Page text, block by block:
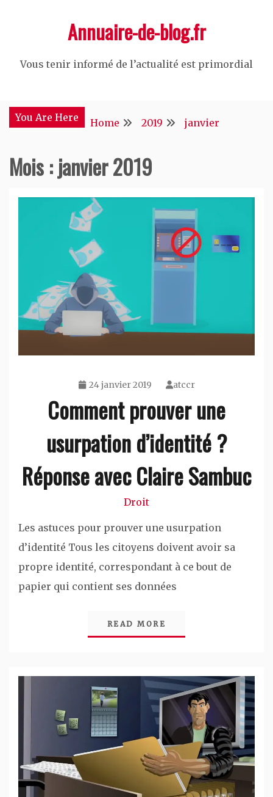
Annuaire-de-blog.fr
Vous tenir informé de l’actualité est primordial
You Are Here Home 2019 janvier
Mois :janvier 2019
24 janvier 2019 atccr
Comment prouver une
usurpation d’identité ?
Réponse avec Claire Sambuc
Droit
Les astuces pour prouver une usurpation
d’identité Tous les citoyens doivent avoir sa
propre identité, correspondant à ce bout de
papier qui contient ses données
READ MORE